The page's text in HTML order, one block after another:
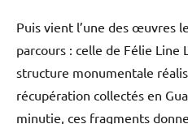
Puis vient l’une des œuvres
parcours : celle de Félie Line
structure monumentale
récupération collectés en
minutie, ces fragments